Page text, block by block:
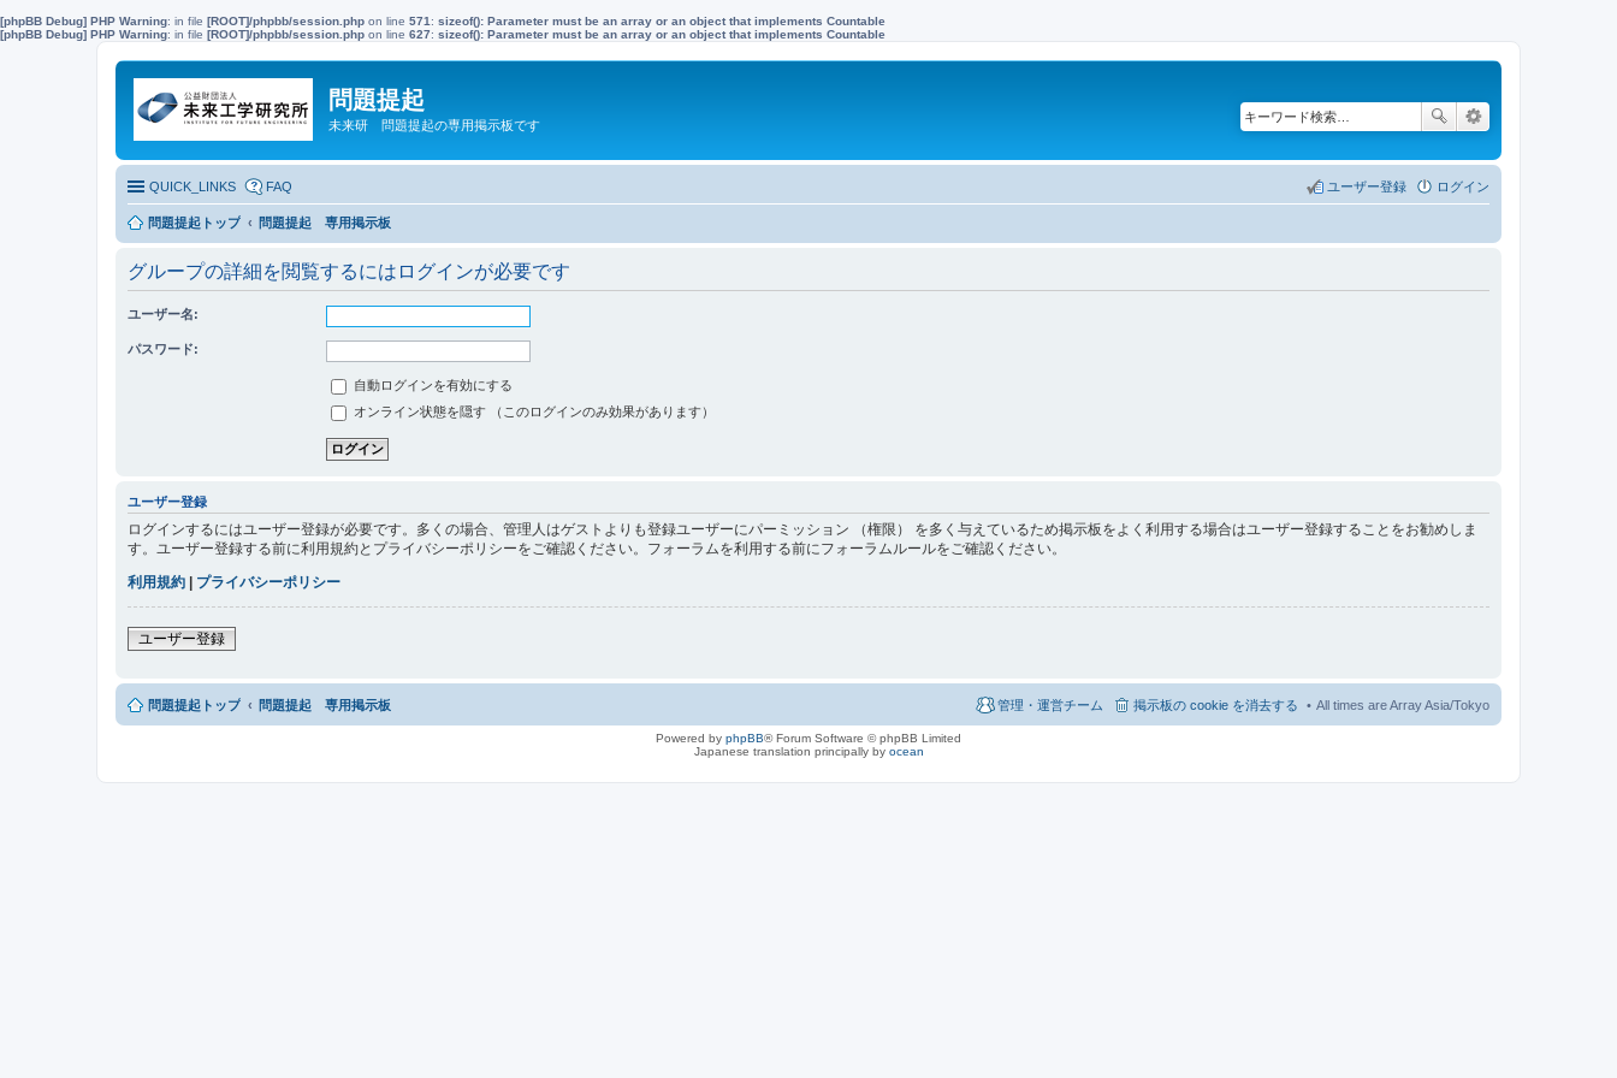
[phpBB Debug] PHP Warning: in file [ROOT]/phpbb/session.php on line 571 : sizeof(): Parameter must be an array or an object that implements Countable
[phpBB Debug] PHP Warning: in file [ROOT]/phpbb/session.php on line 627: sizeof(): Parameter must be an array or an object that implements Countable
問題提起
未来研 問題提起の専用掲示板です
QUICK_LINKS FAQ ログイン
ユーザー登録
問題提起トップ 問題提起 専用掲示板
グループの詳細を閲覧するにはログインが必要です
ユーザー名:
パスワード:
自動ログインを有効にする
オンライン状態を隠す （このログインのみ効果があります）
ユーザー登録
ログインするにはユーザー登録が必要です。多くの場合、管理人はゲストよりも登録ユーザーにパーミッション （権限） を多く与えているため掲示板をよく利用する場合はユーザー登録することをお勧めしま
す。ユーザー登録する前に利用規約とプライバシーポリシーをご確認ください。フォーラムを利用する前にフォーラムルールをご確認ください。
利用規約
プライバシーポリシー
ユーザー登録
問題提起トップ 問題提起 専用掲示板 All times are Array Asia/Tokyo
掲示板の cookie を消去する
管理・運営チーム
Powered by phpBB® Forum Software © phpBB Limited
Japanese translation principally by ocean